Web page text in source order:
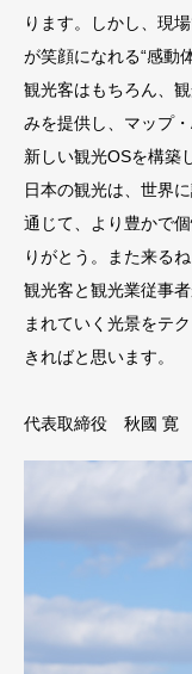
ります。しかし、現
が笑顔になれる“感動
観光客はもちろん、
みを提供し、マップ
新しい観光OSを構築
日本の観光は、世界
通じて、より豊かで
りがとう。また来る
観光客と観光業従事
まれていく光景をテ
きればと思います。
代表取締役 秋國 寛